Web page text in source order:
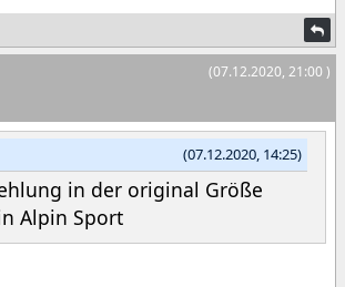
(07.12.2020, 21:00 )
(07.12.2020, 14:25)
in der original Größe
Alpin Sport